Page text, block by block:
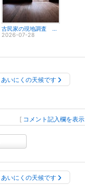
古民家の現地調査 リフォームするには
2026-07-28
あいにくの天候です
[ コメント記入欄を表示
あいにくの天候です